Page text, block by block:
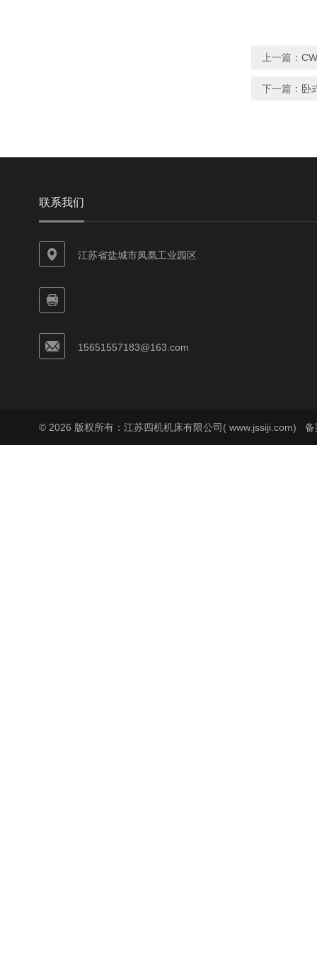
上一篇：
下一篇： 卧
联系我们
江苏省盐城市凤凰工业园区
15651557183@163.com
© 2026 版权所有：江苏四机机床有限公司( www.jssiji.com) 备